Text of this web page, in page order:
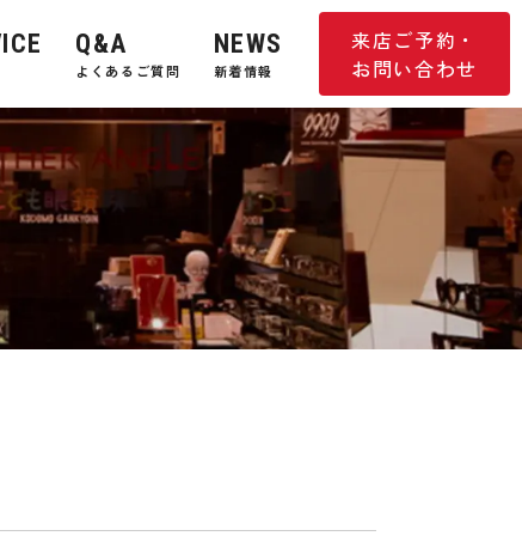
来店ご予約・
お問い合わせ
Q&A
よくあるご質問
NEWS
新着情報